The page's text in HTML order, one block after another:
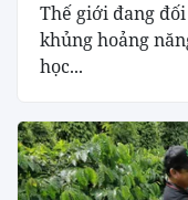
Thế giới đang
khủng hoảng
học...